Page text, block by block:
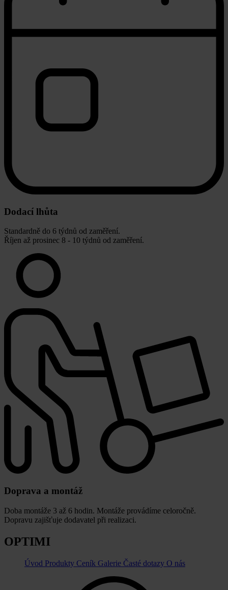
Dodací lhůta
Standardně do 6 týdnů od zaměření.
Říjen až prosinec 8 - 10 týdnů od zaměření.
Doprava a montáž
Doba montáže 3 až 6 hodin. Montáže provádíme celoročně.
Dopravu zajišťuje dodavatel při realizaci.
OPTIMI
Úvod Produkty Ceník Galerie Časté dotazy O nás